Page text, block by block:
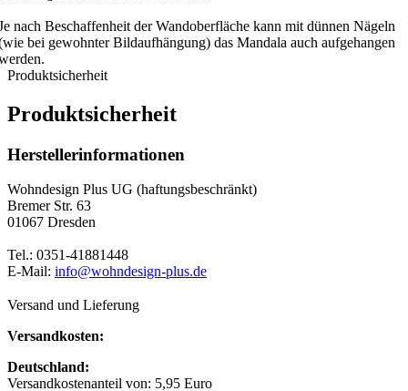
nach Beschaffenheit der Wandoberfläche kann mit dünnen Nägeln
bei gewohnter Bildaufhängung) das Mandala auch aufgehangen
Produktsicherheit
Produktsicherheit
Herstellerinformationen
Wohndesign Plus UG (haftungsbeschränkt)
Bremer Str. 63
01067 Dresden
Tel.: 0351-41881448
E-Mail: info@wohndesign-plus.de
Versand und Lieferung
Versandkosten:
Deutschland:
Versandkostenanteil von: 5,95 Euro